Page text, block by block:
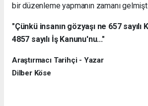
bir düzenleme yapmanın zamanı
"Çünkü insanın gözyaşı ne 657 sayılı
4857 sayılı İş Kanunu'nu..."
Araştırmacı Tarihçi - Yazar
Dilber Köse